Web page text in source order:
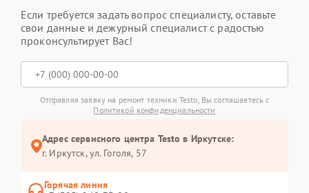
Если требуется задать вопрос специалисту, оставьте
свои данные и дежурный специалист с радостью
проконсультирует Вас!
Отправляя заявку на ремонт техники Testo, Вы соглашаетесь с
Политикой конфиденциальности
Адрес сервисного центра Testo в Иркутске:
г. Иркутск, ул. ​Гоголя, 57
Горячая линия